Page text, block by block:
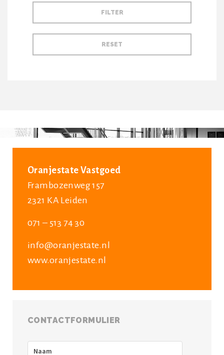
Oranjestate Vastgoed
Frambozenweg 157
2321 KA Leiden
071 – 513 74 30
info@oranjestate.nl
www.oranjestate.nl
CONTACTFORMULIER